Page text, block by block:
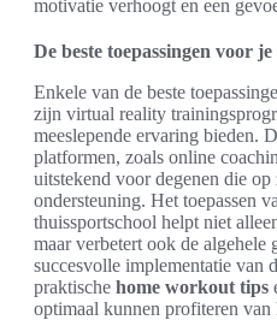
motivatie verhoogt en een
De beste toepassingen voor
Enkele van de beste
zijn virtual reality
meeslepende ervaring bieden.
platformen, zoals online
uitstekend voor degenen die
ondersteuning. Het toepassen
thuissportschool helpt niet
maar verbetert ook de algehele
succesvolle implementatie van
praktische home workout tips
optimaal kunnen profiteren